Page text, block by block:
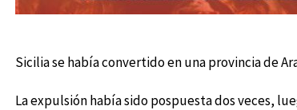
Sicilia se había convertido en una provincia de
La expulsión había sido pospuesta dos veces,